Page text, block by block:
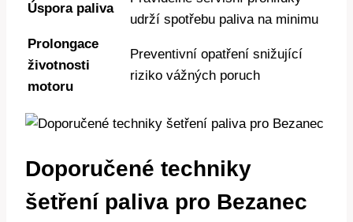
Úspora paliva
udrží spotřebu paliva na minimu
Prolongace
životnosti
motoru
Preventivní opatření snižující
riziko vážných poruch
Doporučené techniky
šetření paliva pro Bezanec